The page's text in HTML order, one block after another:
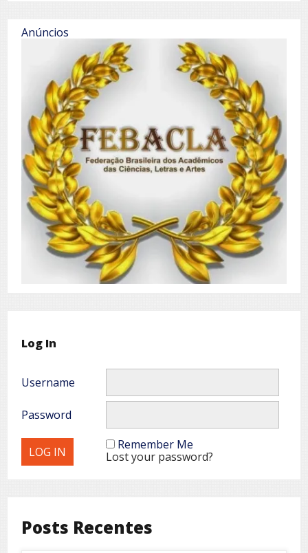
Anúncios
Log In
Username
Password
Remember Me
Lost your password?
Posts Recentes